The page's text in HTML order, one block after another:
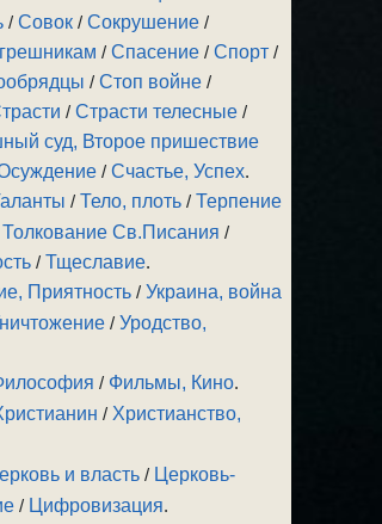
/Совок /Сокрушение /
/Спасение /Спорт /
/Стоп войне /
/Страсти телесные /
суд, Второе пришествие
/Счастье, Успех.
/Тело, плоть /Терпение
Толкование Св.Писания /
/Тщеславие.
Приятность /Украина, война
/Уродство,
/ Фильмы, Кино.
/ Христианство,
и власть / Церковь-
/ Цифровизация.